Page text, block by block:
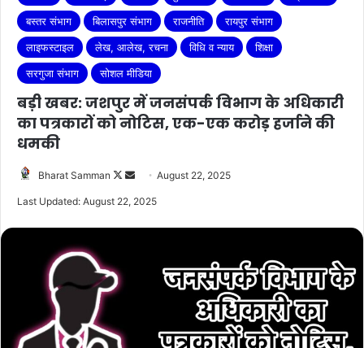
बस्तर संभाग
बिलासपुर संभाग राजनीति
रायपुर संभाग
लाइफस्टाइल
लेख, आलेख, रचना विधि व न्याय
शिक्षा
सरगुजा संभाग
सोशल मीडिया
बड़ी खबर: जशपुर में जनसंपर्क विभाग के अधिकारी
का पत्रकारों को नोटिस, एक-एक करोड़ हर्जाने की
धमकी
Bharat Samman
Follow
Send August 22, 2025
Last Updated: August 22, 2025